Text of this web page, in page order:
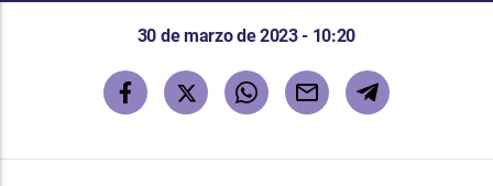
30 de marzo de 2023 - 10:20